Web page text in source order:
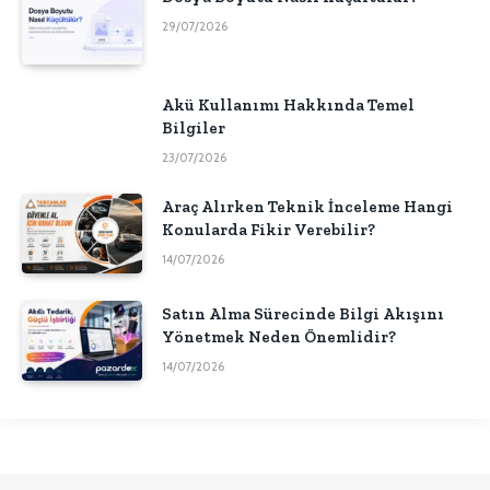
29/07/2026
Akü Kullanımı Hakkında Temel
Bilgiler
23/07/2026
Araç Alırken Teknik İnceleme Hangi
Konularda Fikir Verebilir?
14/07/2026
Satın Alma Sürecinde Bilgi Akışını
Yönetmek Neden Önemlidir?
14/07/2026